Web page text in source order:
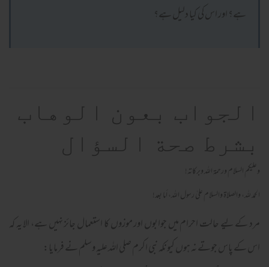
ہے؟ اور اس کی کیا دلیل ہے؟
الجواب بعون الوهاب
بشرط صحة السؤال
وعلیکم السلام ورحمة اللہ وبرکاته!
الحمد لله، والصلاة والسلام علىٰ رسول الله، أما بعد!
مرد کے لیے حالت احرام میں جوابوں اور موزوں کا استعمال جائز نہیں ہے، الا یہ کہ
اس کے پاس جوتے نہ ہوں کیونکہ نبی اکرم صلی اللہ علیہ وسلم نے فرمایا: